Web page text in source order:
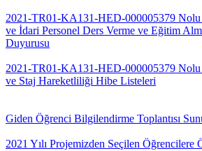
2021-TR01-KA131-HED-000005379
ve İdari Personel Ders Verme ve Eğitim
Duyurusu
2021-TR01-KA131-HED-000005379
ve Staj Hareketliliği Hibe Listeleri
Giden Öğrenci Bilgilendirme Toplantısı
2021 Yılı Projemizden Seçilen Öğrencilere